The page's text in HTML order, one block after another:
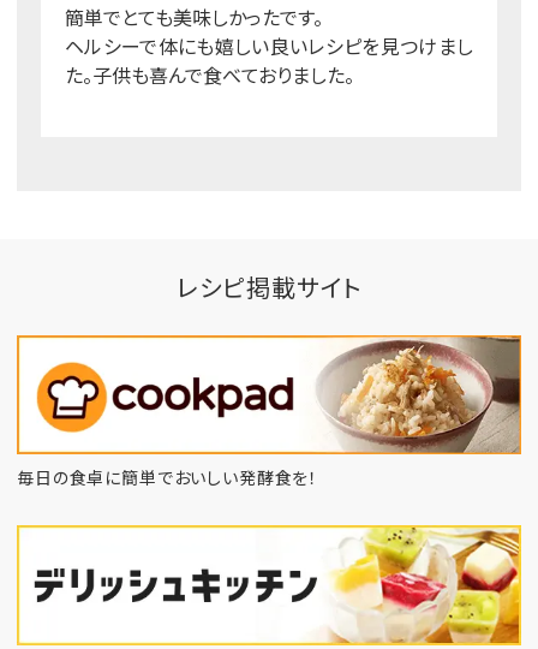
簡単でとても美味しかったです。
ヘルシーで体にも嬉しい良いレシピを見つけまし
た。子供も喜んで食べておりました。
レシピ掲載サイト
毎日の食卓に簡単でおいしい発酵食を！